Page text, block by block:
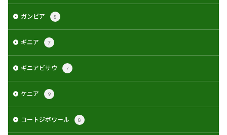
ガンビア 8
ギニア 7
ギニアビサウ 7
ケニア 9
コートジボワール 8